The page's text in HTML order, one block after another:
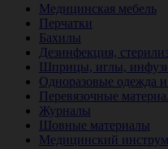
Медицинская мебель
Перчатки
Бахилы
Дезинфекция,
Шприцы, иглы,
Одноразовые одежда и
Перевязочные
Журналы
Шовные материалы
Медицинский